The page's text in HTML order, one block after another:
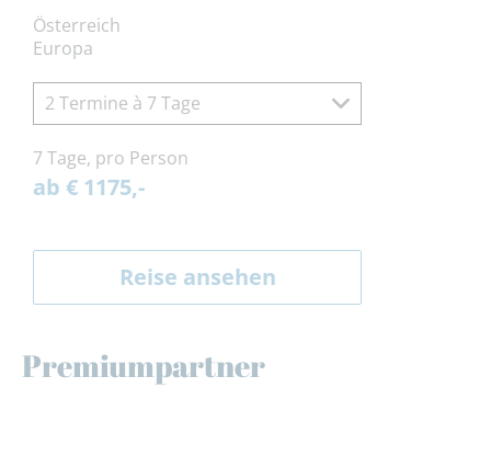
Österreich
Europa
2 Termine à 7 Tage
7 Tage, pro Person
ab € 1175,-
Reise ansehen
Premiumpartner